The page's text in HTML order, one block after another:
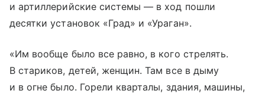
и артиллерийские системы — в ход пошли
десятки установок «Град» и «Ураган».
«Им вообще было все равно, в кого стрелять.
В стариков, детей, женщин. Там все в дыму
и в огне было. Горели кварталы, здания, машины,